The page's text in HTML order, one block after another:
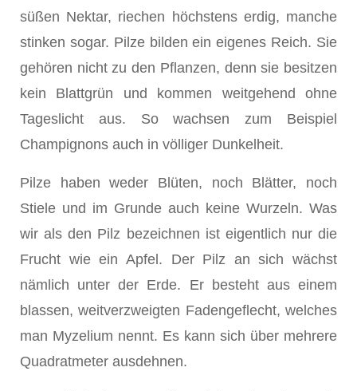
süßen Nektar, riechen höchstens erdig, manche
stinken sogar. Pilze bilden ein eigenes Reich. Sie
gehören nicht zu den Pflanzen, denn sie besitzen
kein Blattgrün und kommen weitgehend ohne
Tageslicht aus. So wachsen zum Beispiel
Champignons auch in völliger Dunkelheit.
Pilze haben weder Blüten, noch Blätter, noch
Stiele und im Grunde auch keine Wurzeln. Was
wir als den Pilz bezeichnen ist eigentlich nur die
Frucht wie ein Apfel. Der Pilz an sich wächst
nämlich unter der Erde. Er besteht aus einem
blassen, weitverzweigten Fadengeflecht, welches
man Myzelium nennt. Es kann sich über mehrere
Quadratmeter ausdehnen.